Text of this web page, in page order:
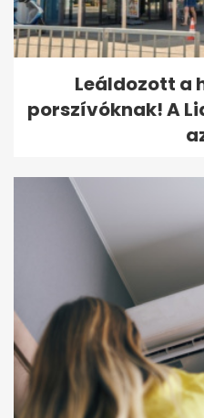
Leáldozott a
porszívóknak! A